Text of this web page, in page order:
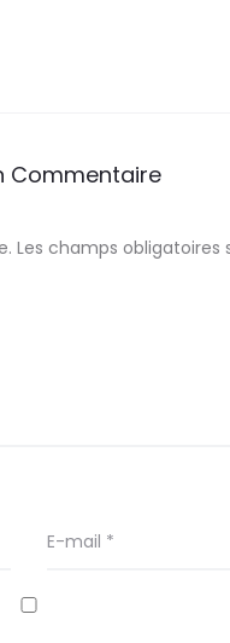
Commentaire
Les champs obligatoires
E-mail *